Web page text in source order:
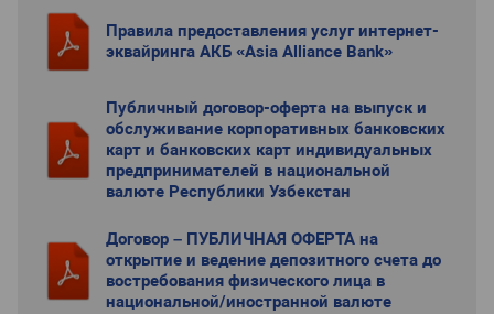
Правила предоставления услуг интернет-
эквайринга АКБ «Asia Alliance Bank»
Публичный договор-оферта на выпуск и
обслуживание корпоративных банковских
карт и банковских карт индивидуальных
предпринимателей в национальной
валюте Республики Узбекстан
Договор – ПУБЛИЧНАЯ ОФЕРТА на
открытие и ведение депозитного счета до
востребования физического лица в
национальной/иностранной валюте